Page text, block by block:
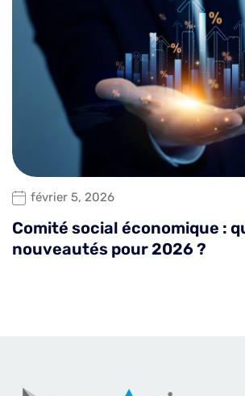
février 5, 2026
Comité social économique :
nouveautés pour 2026 ?